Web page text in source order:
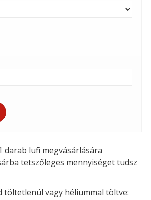
darab lufi megvásárlására
tetszőleges mennyiséget tudsz
töltetlenül vagy héliummal töltve: